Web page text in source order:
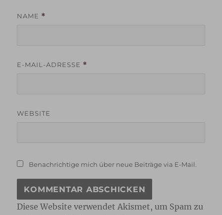
NAME *
E-MAIL-ADRESSE *
WEBSITE
Benachrichtige mich über neue Beiträge via E-Mail.
Diese Website verwendet Akismet, um Spam zu